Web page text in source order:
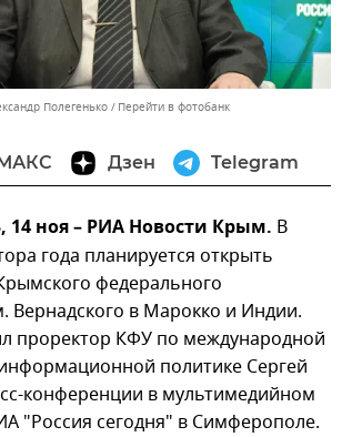
Полегенько Перейти в фотобанк
Дзен Telegram
ноя – РИА Новости Крым. В
года планируется открыть
федерального
Вернадского в Марокко и Индии.
проректор КФУ по международной
политике Сергей
конференции в мультимедийном
"Россия сегодня" в Симферополе.